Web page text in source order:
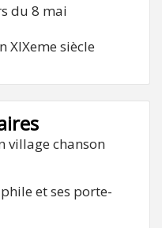
du 8 mai
siècle
village chanson
et ses porte-